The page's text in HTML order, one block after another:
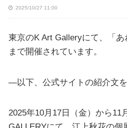
2025/10/27 11:00
東京のK Art Galleryにて、「あ
まで開催されています。
—以下、公式サイトの紹介文
2025年10月17日（金）から11